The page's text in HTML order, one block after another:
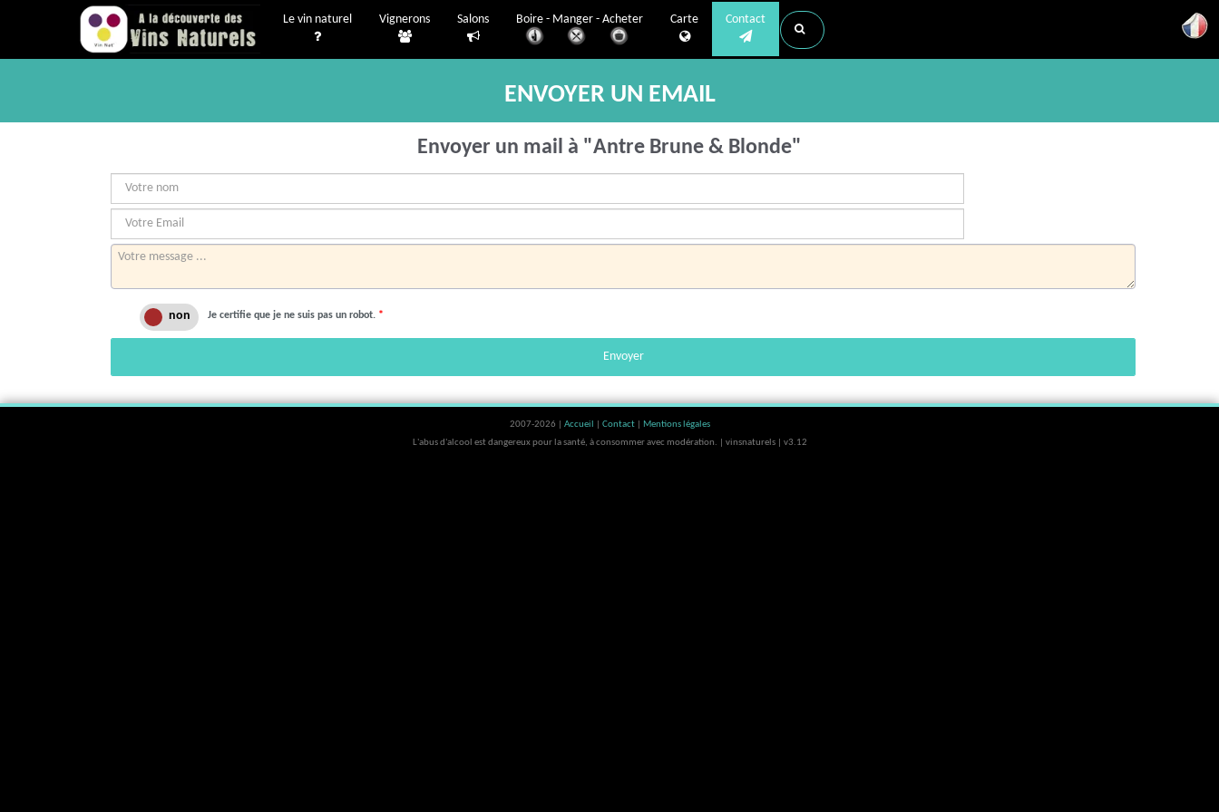
Le vin naturel Vignerons Salons Boire - Manger - Acheter Carte Contact
ENVOYER UN EMAIL
Envoyer un mail à "Antre Brune & Blonde"
Je certifie que je ne suis pas un robot. *
Envoyer
2007-2026 | Accueil Contact
Mentions légales
L'abus d'alcool est dangereux pour la santé, à consommer avec modération. | vinsnaturels | v3.12